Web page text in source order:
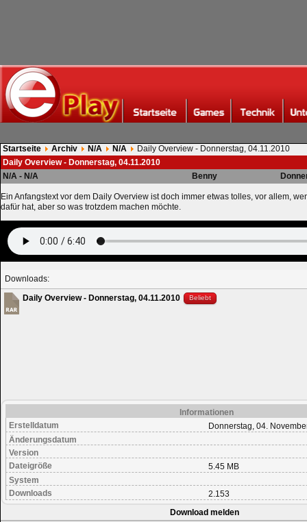
Startseite Archiv N/A N/A
Daily Overview - Donnerstag, 04.11.2010
Daily Overview - Donnerstag, 04.11.2010
N/A - N/A
Benny
Ein Anfangstext vor dem Daily Overview ist doch immer etwas tolles, vor allem,
dafür hat, aber so was trotzdem machen möchte.
Downloads:
Daily Overview - Donnerstag, 04.11.2010
Beliebt
Informationen
Erstelldatum
Donnerstag, 04.
Änderungsdatum
Version
Dateigröße
5.45 MB
System
Downloads
2.153
Download melden